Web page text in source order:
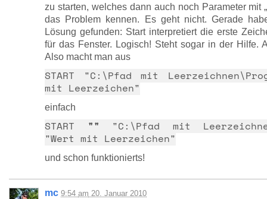
zu starten, welches dann auch noch Parameter mit
das Problem kennen. Es geht nicht. Gerade
Lösung gefunden: Start interpretiert die erste
für das Fenster. Logisch! Steht sogar in der Hilfe.
Also macht man aus
START "C:\Pfad mit
mit Leerzeichen"
einfach
START "" "C:\Pfad mit
"Wert mit Leerzeichen"
und schon funktionierts!
mc 9:54 am 20. Januar 2010